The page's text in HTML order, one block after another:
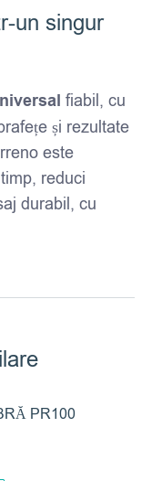
un singur
fiabil, cu
și rezultate
este
reduci
durabil, cu
PR100